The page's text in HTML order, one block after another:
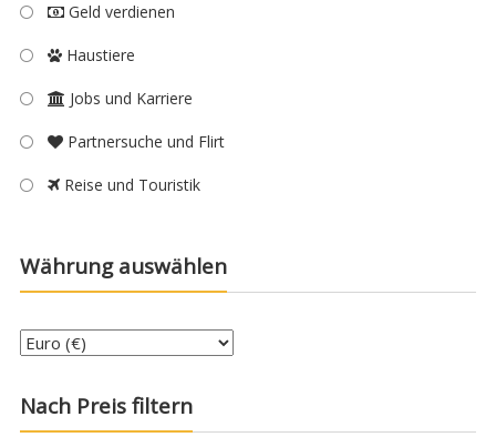
Geld verdienen
Haustiere
Jobs und Karriere
Partnersuche und Flirt
Reise und Touristik
Währung auswählen
Nach Preis filtern